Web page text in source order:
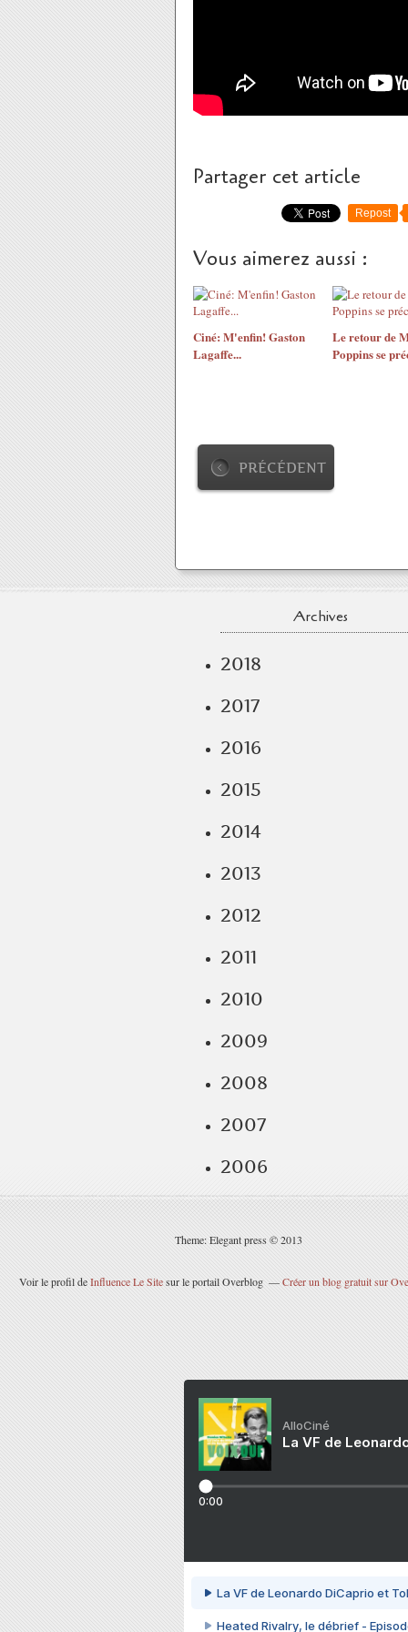
Partager cet article
Repost
Vous aimerez aussi :
Ciné: M'enfin! Gaston
Lagaffe...
Le retour de
Poppins se
PRÉCÉDENT
Archives
2018
2017
2016
2015
2014
2013
2012
2011
2010
2009
2008
2007
2006
Theme: Elegant press © 2013
Voir le profil deInfluence Le Sitesur le portail Overblog Créer un blog gratuit sur
AlloCiné
La VF de
0:00
La VF de Leonardo DiCaprio et
Heated Rivalry, le débrief -